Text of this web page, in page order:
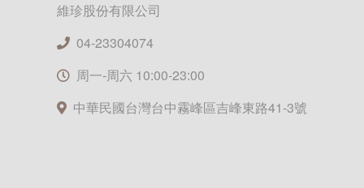
FROM…
維珍股份有限公司
04-23304074
周一-周六 10:00-23:00
中華民國台灣台中霧峰區吉峰東路41-3號